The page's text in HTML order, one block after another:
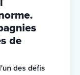
de
des défis